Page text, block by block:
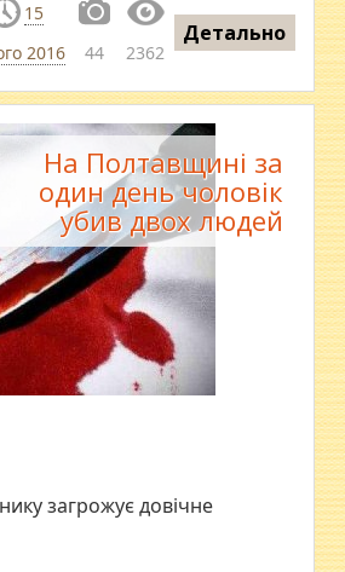
15
2016
44 2362
Детально
На Полтавщині за
один день чоловік
убив двох людей
загрожує довічне